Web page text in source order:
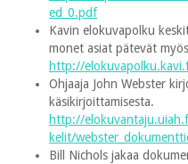
ed_0.pdf
Kavin elokuvapolku
monet asiat pätevät
http://
Ohjaaja John Webster
käsikirjoittamisesta.
http://
kelit/
Bill Nichols jakaa